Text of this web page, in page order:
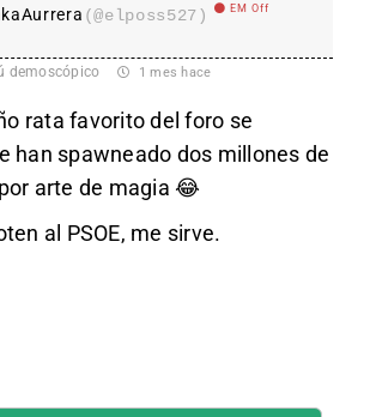
(@elposs527) EM Off
demoscópico 1 mes hace
rata favorito del foro se
han spawneado dos millones de
arte de magia 😂
al PSOE, me sirve.